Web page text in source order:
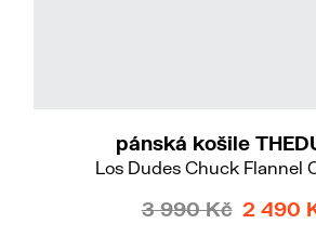
pánská košile
Los Dudes Chuck Flannel
3 990 Kč 2 490